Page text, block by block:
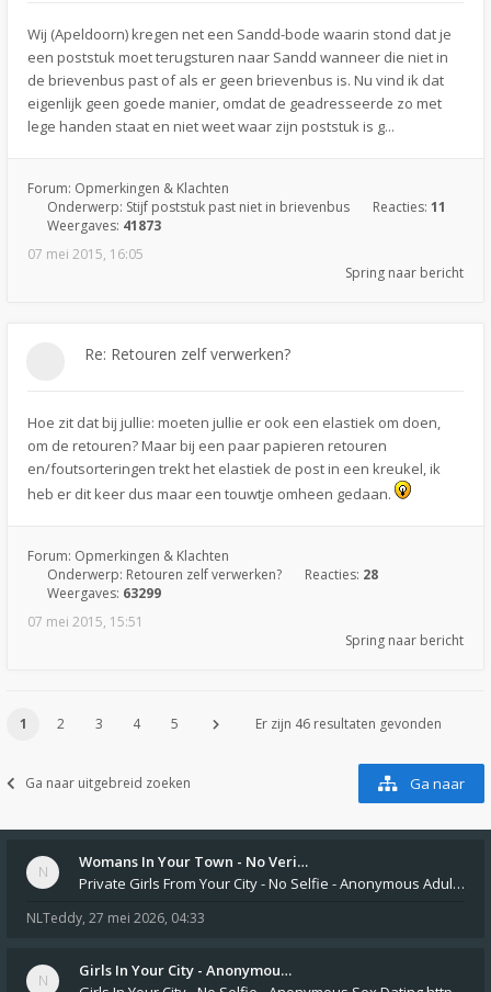
Wij (Apeldoorn) kregen net een Sandd-bode waarin stond dat je
een poststuk moet terugsturen naar Sandd wanneer die niet in
de brievenbus past of als er geen brievenbus is. Nu vind ik dat
eigenlijk geen goede manier, omdat de geadresseerde zo met
lege handen staat en niet weet waar zijn poststuk is g...
Forum: Opmerkingen & Klachten
Onderwerp: Stijf poststuk past niet in brievenbus Reacties: 11
Weergaves: 41873
07 mei 2015, 16:05
Spring naar bericht
Re: Retouren zelf verwerken?
Hoe zit dat bij jullie: moeten jullie er ook een elastiek om doen,
om de retouren? Maar bij een paar papieren retouren
en/foutsorteringen trekt het elastiek de post in een kreukel, ik
heb er dit keer dus maar een touwtje omheen gedaan.
Forum: Opmerkingen & Klachten
Onderwerp: Retouren zelf verwerken? Reacties: 28
Weergaves: 63299
07 mei 2015, 15:51
Spring naar bericht
1 2 3 4 5 Er zijn 46 resultaten gevonden
Ga naar uitgebreid zoeken Ga naar
Womans In Your Town - No Veri…
Private Girls From Your City - No Selfie - Anonymous Adult Dating https://privatedates.live Private Girls In Your
NLTeddy, 27 mei 2026, 04:33
Girls In Your City - Anonymou…